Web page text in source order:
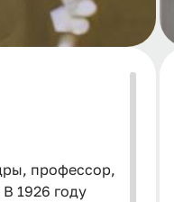
профессор,
1926 году